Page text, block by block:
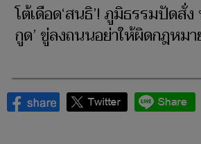
โต้เดือด‘สนธิ’! ภูมิธรรมปัดสั่ง
กูด’ ขู่ลงถนนอย่าให้ผิดกฎหม